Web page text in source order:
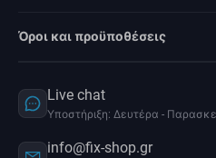
Όροι και προϋποθέσεις
Live chat
Υποστήριξη: Δευτέρα -
info@fix-shop.gr